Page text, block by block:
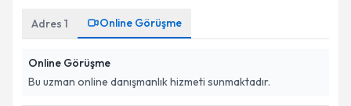
Kişisel verilerimin işlenmesine ilişkin
kapsamda işlenmesini kabul ediyorum.
Adres 1 Online Görüşme
Online Görüşme
Bu uzman online danışmanlık hizmeti sunmaktadır.